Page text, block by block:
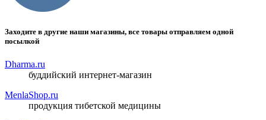
Заходите в другие наши магазины, все товары отправляем одной
посылкой
Dharma.ru
буддийский интернет-магазин
MenlaShop.ru
продукция тибетской медицины